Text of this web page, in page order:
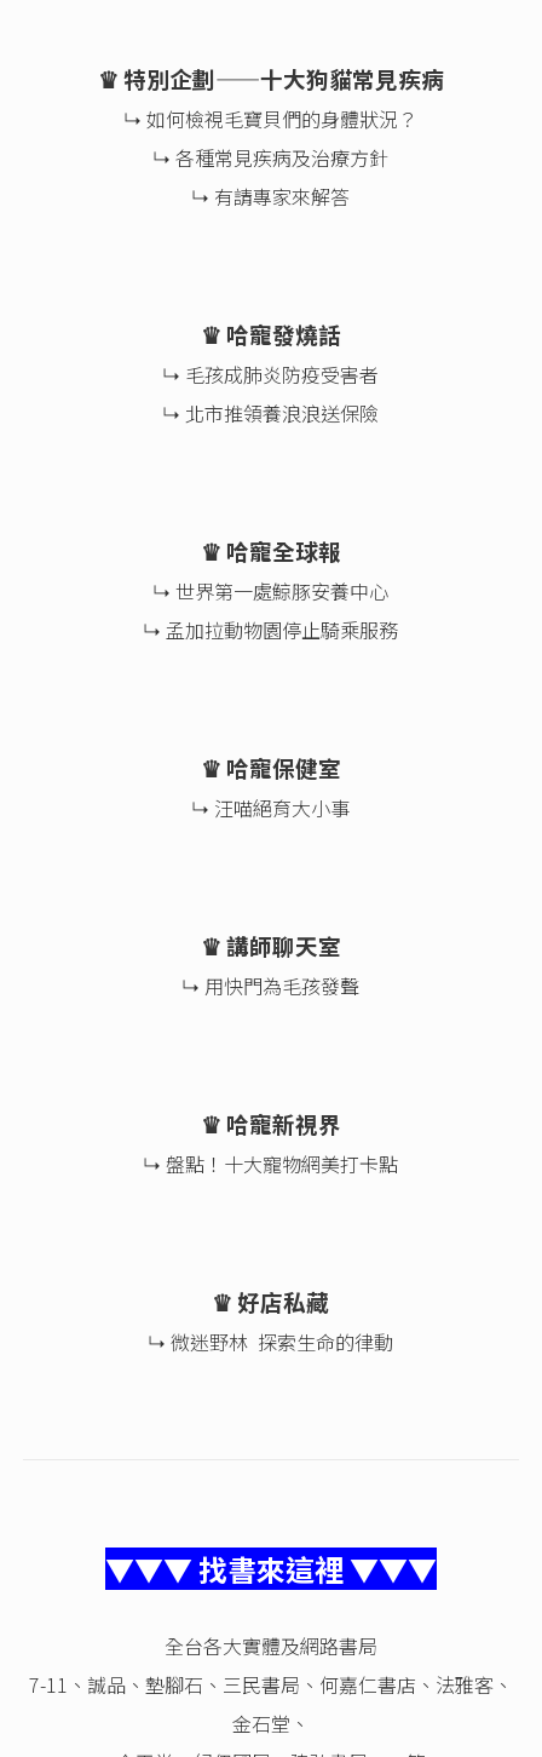
♛ 特別企劃——十大狗貓常見疾病
↳ 如何檢視毛寶貝們的身體狀況？
↳ 各種常見疾病及治療方針
↳ 有請專家來解答
♛ 哈寵發燒話
↳ 毛孩成肺炎防疫受害者
↳ 北市推領養浪浪送保險
♛ 哈寵全球報
↳ 世界第一處鯨豚安養中心
↳ 孟加拉動物園停止騎乘服務
♛ 哈寵保健室
↳ 汪喵絕育大小事
♛ 講師聊天室
↳ 用快門為毛孩發聲
♛ 哈寵新視界
↳ 盤點！十大寵物網美打卡點
♛ 好店私藏
↳ 微迷野林 探索生命的律動
▼▼▼ 找書來這裡 ▼▼▼
全台各大實體及網路書局
7-11、誠品、墊腳石、三民書局、何嘉仁書店、法雅客、
金石堂、